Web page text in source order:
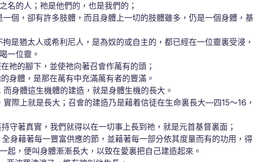
名的人；祂是他們的，也是我們的；
，卻有許多肢體，而且身體上一切的肢體雖多，仍是一個身體，基
猶太人或希利尼人，是為奴的或自主的，都已經在一位靈裏受浸，
一位靈。
腳下，並使祂向著召會作萬有的頭；
，是那在萬有中充滿萬有者的豐滿。
體這生機體的建造，就是身體生機的長大。
上就是長大；召會的建造乃是藉着信徒在生命裏長大—四15～16，
實，我們就得以在一切事上長到祂，就是元首基督裏面；
著每一豐富供應的節，並藉著每一部分依其度量而有的功用，得
起，便叫身體漸漸長大，以致在愛裏把自己建造起來。